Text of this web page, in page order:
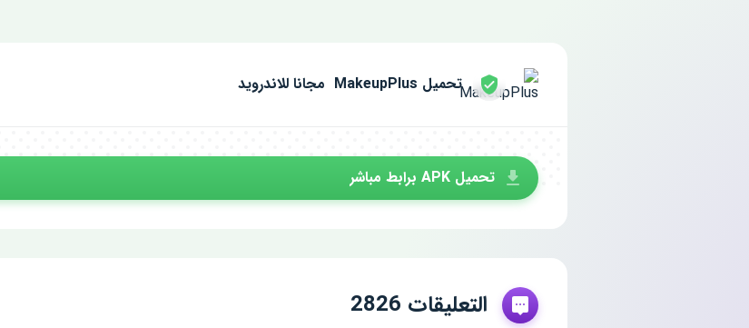
تحميل MakeupPlus مجانا للاندرويد
تحميل APK برابط مباشر
التعليقات 2826